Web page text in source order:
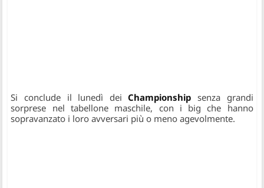
Si conclude il lunedì deiChampionship senza grandi
sorprese nel tabellone maschile, con i big che hanno
sopravanzato i loro avversari più o meno agevolmente.